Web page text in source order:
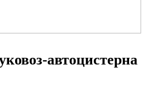
автоцистерна